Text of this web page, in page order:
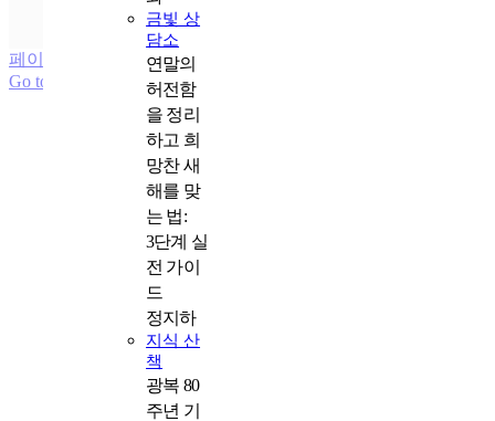
금빛 상
담소
연말의
허전함
을 정리
하고 희
망찬 새
해를 맞
는 법:
3단계 실
전 가이
드
정지하
지식 산
책
광복 80
주년 기
제대군인지원센터 +
페이지 로드 링크
Go to Top